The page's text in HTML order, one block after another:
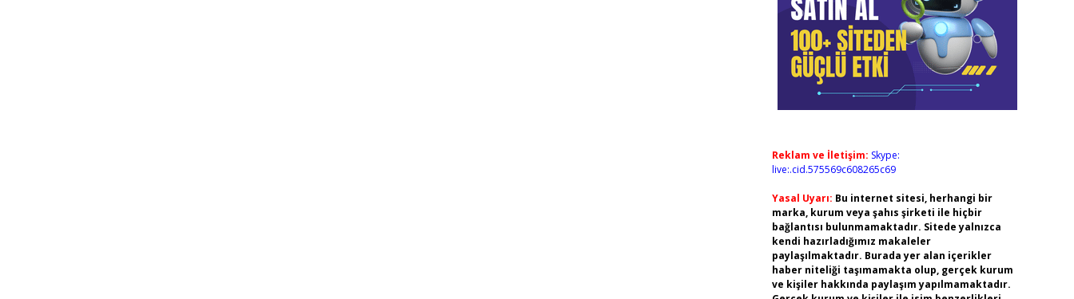
Reklam ve İletişim: Skype:
live:.cid.575569c608265c69
Yasal Uyarı: Bu internet sitesi, herhangi bir
marka, kurum veya şahıs şirketi ile hiçbir
bağlantısı bulunmamaktadır. Sitede yalnızca
kendi hazırladığımız makaleler
paylaşılmaktadır. Burada yer alan içerikler
haber niteliği taşımamakta olup, gerçek kurum
ve kişiler hakkında paylaşım yapılmamaktadır.